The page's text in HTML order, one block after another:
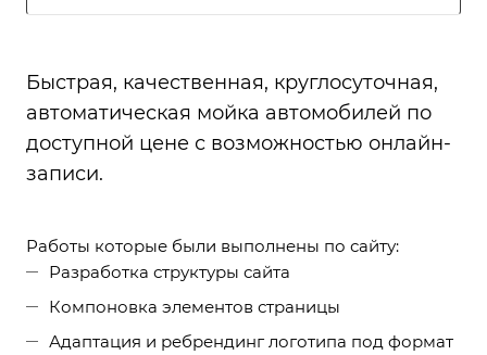
Быстрая, качественная, круглосуточная,
автоматическая мойка автомобилей по
доступной цене с возможностью онлайн-
записи.
Работы которые были выполнены по сайту:
Разработка структуры сайта
Компоновка элементов страницы
Адаптация и ребрендинг логотипа под формат